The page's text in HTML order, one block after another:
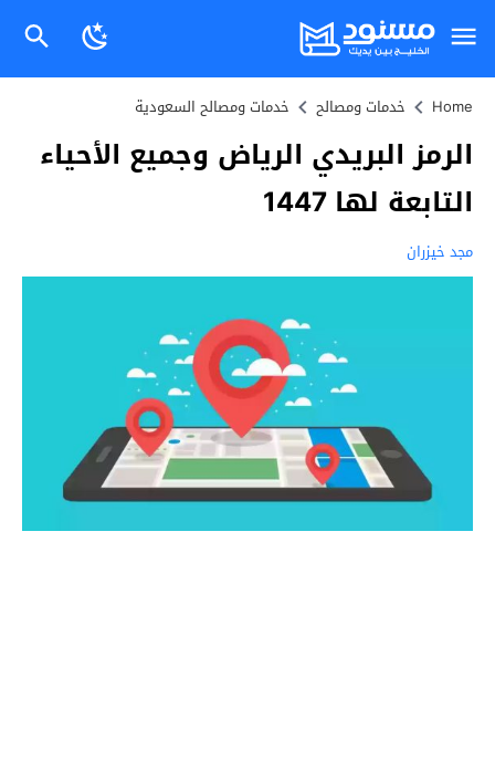
Home خدمات ومصالح خدمات ومصالح السعودية
الرمز البريدي الرياض وجميع الأحياء
التابعة لها 1447
مجد خيزران